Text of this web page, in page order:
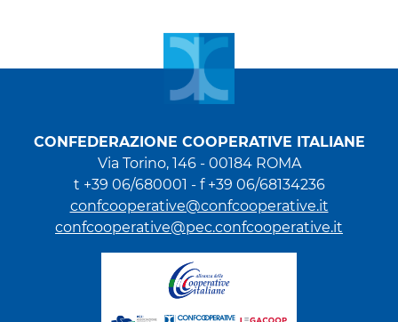
CONFEDERAZIONE COOPERATIVE ITALIANE
Via Torino, 146 - 00184 ROMA
t +39 06/680001 - f +39 06/68134236
confcooperative@confcooperative.it
confcooperative@pec.confcooperative.it